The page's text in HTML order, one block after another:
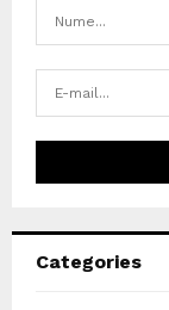
Categories